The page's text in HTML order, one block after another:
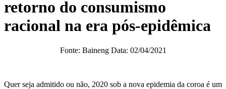
retorno do consumismo
racional na era pós-epidêmica
Fonte: Baineng Data: 02/04/2021
Quer seja admitido ou não, 2020 sob a nova epidemia da coroa é um